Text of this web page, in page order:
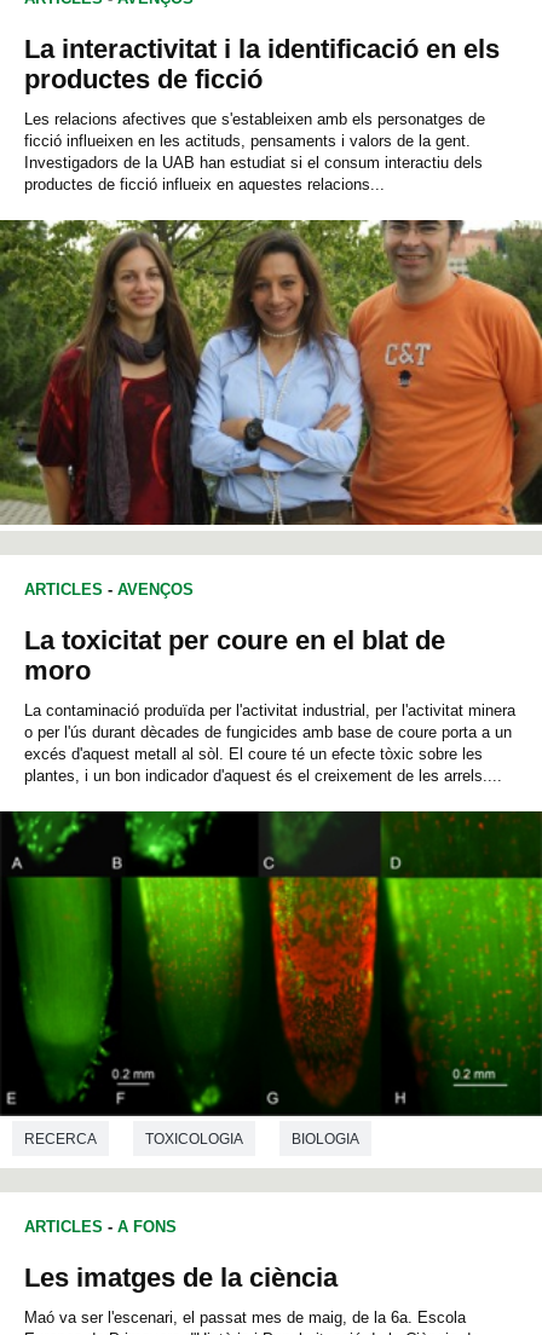
La interactivitat i la identificació en els
productes de ficció
Les relacions afectives que s'estableixen amb els personatges de
ficció influeixen en les actituds, pensaments i valors de la gent.
Investigadors de la UAB han estudiat si el consum interactiu dels
productes de ficció influeix en aquestes relacions...
ARTICLES - AVENÇOS
La toxicitat per coure en el blat de
moro
La contaminació produïda per l'activitat industrial, per l'activitat minera
o per l'ús durant dècades de fungicides amb base de coure porta a un
excés d'aquest metall al sòl. El coure té un efecte tòxic sobre les
plantes, i un bon indicador d'aquest és el creixement de les arrels....
RECERCA TOXICOLOGIA BIOLOGIA
ARTICLES - A FONS
Les imatges de la ciència
Maó va ser l'escenari, el passat mes de maig, de la 6a. Escola